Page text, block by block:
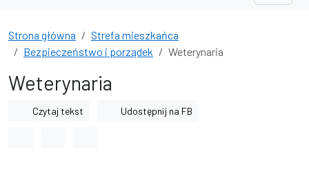
Strona główna
Strefa mieszkańca
Bezpieczeństwo i porządek
Weterynaria
Weterynaria
Czytaj tekst Udostępnij na FB